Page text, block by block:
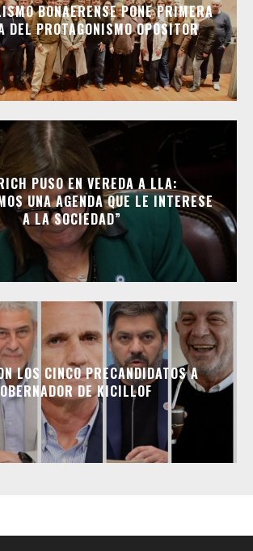
BONAERENSE PONE PRIMERA
DEL PROTAGONISMO OPOSITOR
PUSO EN VEREDA A LLA:
UNA AGENDA QUE LE INTERESE
A LA SOCIEDAD”
LOS CINCO PRECANDIDATOS A
DE KICILLOF